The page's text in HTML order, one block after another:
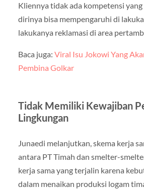
Kliennya tidak ada kompetensi
dirinya bisa mempengaruhi di
lakukanya reklamasi di area
Baca juga: Viral Isu Jokowi Yang
Pembina Golkar
Tidak Memiliki Kewajiban
Lingkungan
Junaedi melanjutkan, skema kerja
antara PT Timah dan smelter-
kerja sama yang terjalin karena
dalam menaikan produksi logam